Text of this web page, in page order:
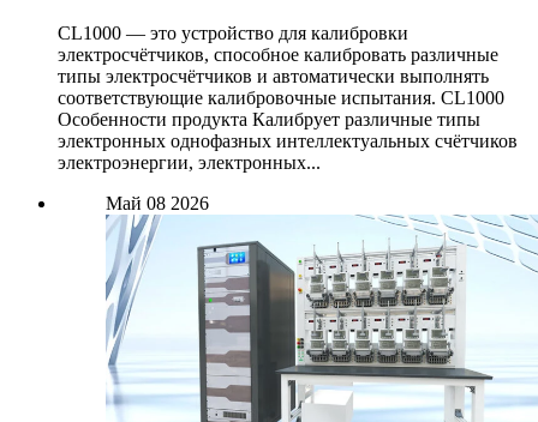
CL1000 — это устройство для калибровки
электросчётчиков, способное калибровать различные
типы электросчётчиков и автоматически выполнять
соответствующие калибровочные испытания. CL1000
Особенности продукта Калибрует различные типы
электронных однофазных интеллектуальных счётчиков
электроэнергии, электронных...
Май 08 2026